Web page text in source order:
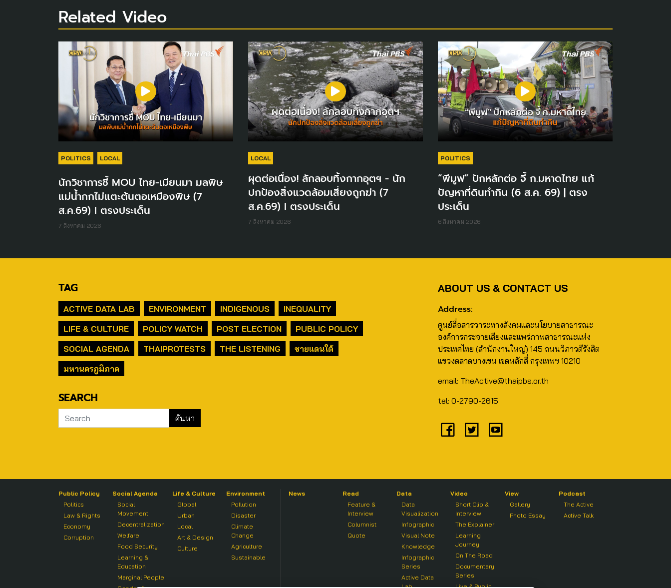
Related Video
POLITICS LOCAL
นักวิชาการชี้ MOU ไทย-เมียนมา มลพิษ
แม่น้ำกกไม่แตะต้นตอเหมืองพิษ (7
ส.ค.69) I ตรงประเด็น
7 สิงหาคม 2026
LOCAL
ผุดต่อเนื่อง! ลักลอบทิ้งกากอุตฯ - นัก
ปกป้องสิ่งแวดล้อมเสี่ยงถูกฆ่า (7
ส.ค.69) I ตรงประเด็น
7 สิงหาคม 2026
POLITICS
“พีมูฟ” ปักหลักต่อ จี้ ก.มหาดไทย แก้
ปัญหาที่ดินทำกิน (6 ส.ค. 69) | ตรง
ประเด็น
6 สิงหาคม 2026
TAG
ACTIVE DATA LAB ENVIRONMENT INDIGENOUS
INEQUALITY
LIFE & CULTURE
POLICY WATCH POST ELECTION
PUBLIC POLICY
SOCIAL AGENDA
THAIPROTESTS THE LISTENING
ชายแดนใต้
มหานครภูมิภาค
SEARCH
ABOUT US & CONTACT US
Address:
ศูนย์สื่อสารวาระทางสังคมและนโยบายสาธารณะ
องค์การกระจายเสียงและแพร่ภาพสาธารณะแห่ง
ประเทศไทย (สำนักงานใหญ่) 145 ถนนวิภาวดีรังสิต
แขวงตลาดบางเขน เขตหลักสี่ กรุงเทพฯ 10210
email: TheActive@thaipbs.or.th
tel: 0-2790-2615
Public Policy
Politics
Law & Rights
Economy
Corruption
Social Agenda
Social
Movement
Decentralization
Welfare
Food Security
Learning &
Education
Marginal People
Life & Culture
Global
Urban
Local
Art & Design
Culture
Environment
Pollution
Disaster
Climate
Change
Agriculture
Sustainable
News
Read
Feature &
Interview
Columnist
Quote
Data
Data
Visualization
Infographic
Visual Note
Knowledge
Infographic
Series
Active Data
Lab
Video
Short Clip &
Interview
The Explainer
Learning
Journey
On The Road
Documentary
Series
Live & Public
View
Gallery
Photo Essay
Podcast
The Active
Active Talk